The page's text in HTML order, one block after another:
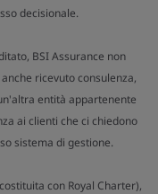
decisionale.
BSI Assurance non
ricevuto consulenza,
entità appartenente
ai clienti che ci chiedono
sistema di gestione.
con Royal Charter),